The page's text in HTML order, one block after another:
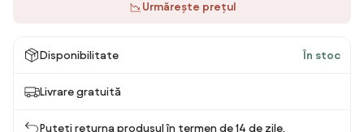
Urmărește prețul
Disponibilitate În stoc
Livrare gratuită
Puteți returna produsul în termen de 14 de zile.